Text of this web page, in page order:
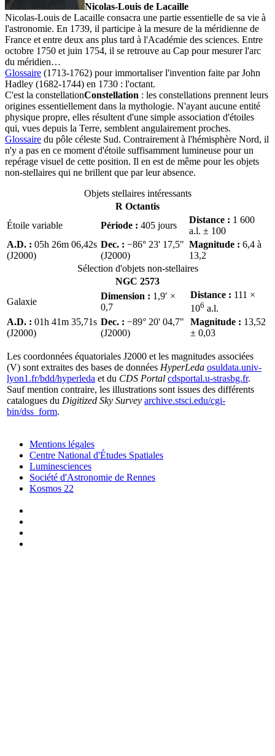
Nicolas-Louis de Lacaille
Nicolas-Louis de Lacaille consacra une partie essentielle de sa vie à
l'astronomie. En 1739, il participe à la mesure de la méridienne de
France et entre deux ans plus tard à l'Académie des sciences. Entre
octobre 1750 et juin 1754, il se retrouve au Cap pour mesurer l'arc
du méridien…
Glossaire (1713-1762) pour immortaliser l'invention faite par John
Hadley (1682-1744) en 1730 : l'octant.
C'est la constellationConstellation : les constellations prennent leurs
origines essentiellement dans la mythologie. N'ayant aucune entité
physique propre, elles résultent d'une simple association d'étoiles
qui, vues depuis la Terre, semblent angulairement proches.
Glossaire du pôle céleste Sud. Contrairement à l'hémisphère Nord, il
n'y a pas en ce moment d'étoile suffisamment lumineuse pour un
repérage visuel de cette position. Il en est de même pour les objets
non-stellaires qui ne brillent que par leur absence.
Objets stellaires intéressants
R Octantis
Étoile variable
Période : 405 jours
Distance : 1 600
a.l. ± 100
A.D. : 05h 26m 06,42s
(J2000)
Dec. : −86° 23' 17,5"
(J2000)
Magnitude : 6,4 à
13,2
Sélection d'objets non-stellaires
NGC 2573
Galaxie
Dimension : 1,9′ ×
0,7
Distance : 111 ×
106 a.l.
A.D. : 01h 41m 35,71s
(J2000)
Dec. : −89° 20' 04,7"
(J2000)
Magnitude : 13,52
± 0,03
Les coordonnées équatoriales J2000 et les magnitudes associées
(V) sont extraites des bases de données HyperLeda osuldata.univ-
lyon1.fr/bdd/hyperleda et du CDS Portal cdsportal.u-strasbg.fr.
Sauf mention contraire, les illustrations sont issues des différents
catalogues du Digitized Sky Survey archive.stsci.edu/cgi-
bin/dss_form.
Mentions légales
Centre National d'Études Spatiales
Luminesciences
Société d'Astronomie de Rennes
Kosmos 22